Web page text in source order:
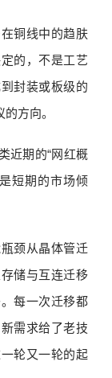
铜线中的趋肤
的，不是工艺
封装或板级的
方向。
近期的“网红概
短期的市场倾
颈从晶体管迁
储与互连迁移
每一次迁移都
需求给了老技
轮又一轮的起